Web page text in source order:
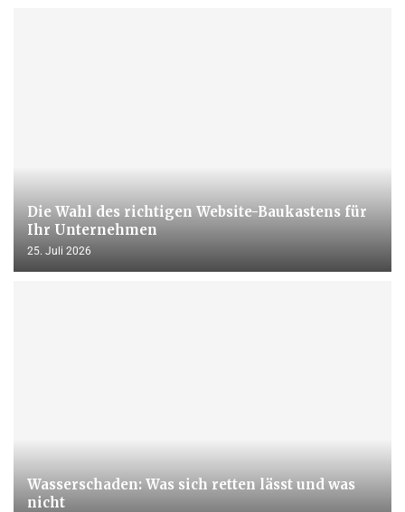
Die Wahl des richtigen Website-Baukastens für
Ihr Unternehmen
25. Juli 2026
Wasserschaden: Was sich retten lässt und was
nicht